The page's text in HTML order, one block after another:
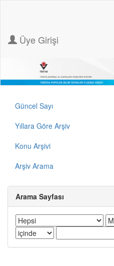
Üye Girişi
Güncel Sayı
Yıllara Göre Arşiv
Konu Arşivi
Arşiv Arama
Arama Sayfası